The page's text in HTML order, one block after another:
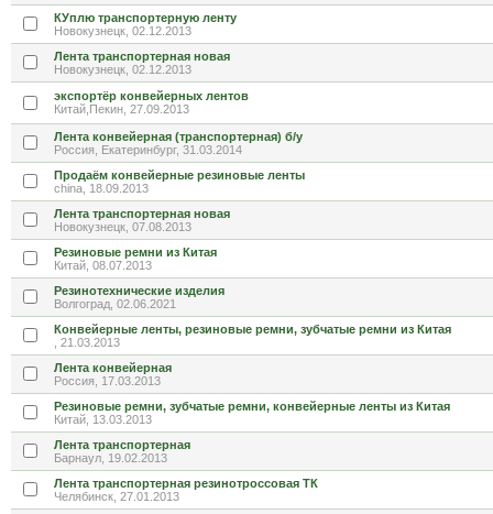
КУплю транспортерную ленту
Новокузнецк, 02.12.2013
Лента транспортерная новая
Новокузнецк, 02.12.2013
экспортёр конвейерных лентов
Китай,Пекин, 27.09.2013
Лента конвейерная (транспортерная) б/у
Россия, Екатеринбург, 31.03.2014
Продаём конвейерные резиновые ленты
china, 18.09.2013
Лента транспортерная новая
Новокузнецк, 07.08.2013
Резиновые ремни из Китая
Китай, 08.07.2013
Резинотехнические изделия
Волгоград, 02.06.2021
Конвейерные ленты, резиновые ремни, зубчатые ремни из Китая
, 21.03.2013
Лента конвейерная
Россия, 17.03.2013
Резиновые ремни, зубчатые ремни, конвейерные ленты из Китая
Китай, 13.03.2013
Лента транспортерная
Барнаул, 19.02.2013
Лента транспортерная резинотроссовая ТК
Челябинск, 27.01.2013